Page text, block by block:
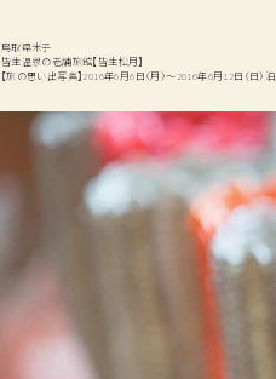
鳥取県米子
皆生温泉の老舗旅館【皆生松月】
【旅の思い出写真】2016年6月6日（月）～2016年6月12日（日）泊